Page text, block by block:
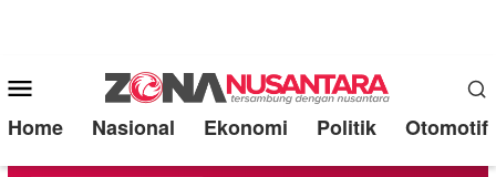
Mobile
Menu
Home Nasional Ekonomi Politik Otomotif